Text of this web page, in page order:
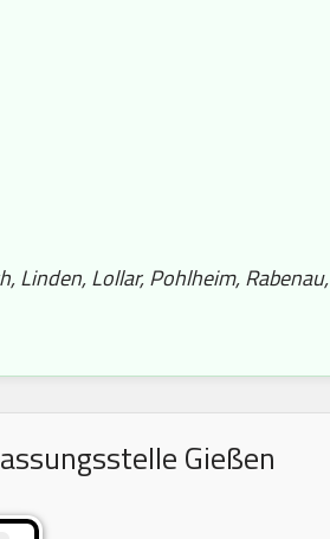
Linden, Lollar, Pohlheim, Rabenau,
Gießen